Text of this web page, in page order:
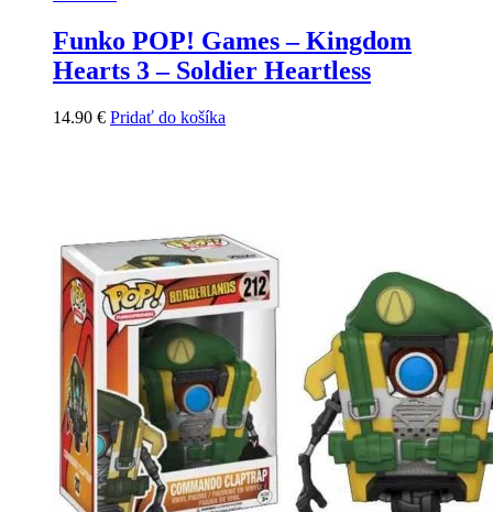
Funko POP! Games – Kingdom
Hearts 3 – Soldier Heartless
14.90 € Pridať do košíka